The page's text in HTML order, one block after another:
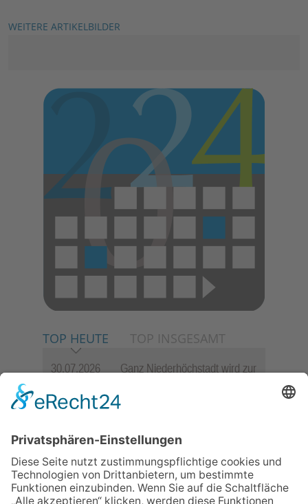
WEITERE ARTIKELBILDER
TOP HEUTE TOP INSGESAMT
30.07.2026
Ganz Niederhöchstadt wird zur
06.08.2026
Hisamoto und Tölke begeistern
Wachsmuth
präsentiert sein neues
Programm „Changes“